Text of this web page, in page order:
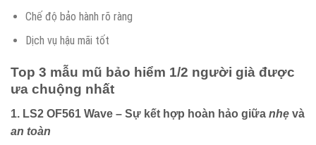
Chế độ bảo hành rõ ràng
Dịch vụ hậu mãi tốt
Top 3 mẫu mũ bảo hiểm 1/2 người già được
ưa chuộng nhất
1. LS2 OF561 Wave – Sự kết hợp hoàn hảo giữa nhẹ và
an toàn